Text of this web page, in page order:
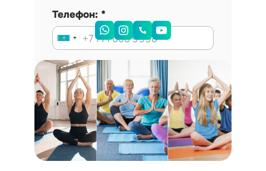
Телефон:
Запись на консультацию